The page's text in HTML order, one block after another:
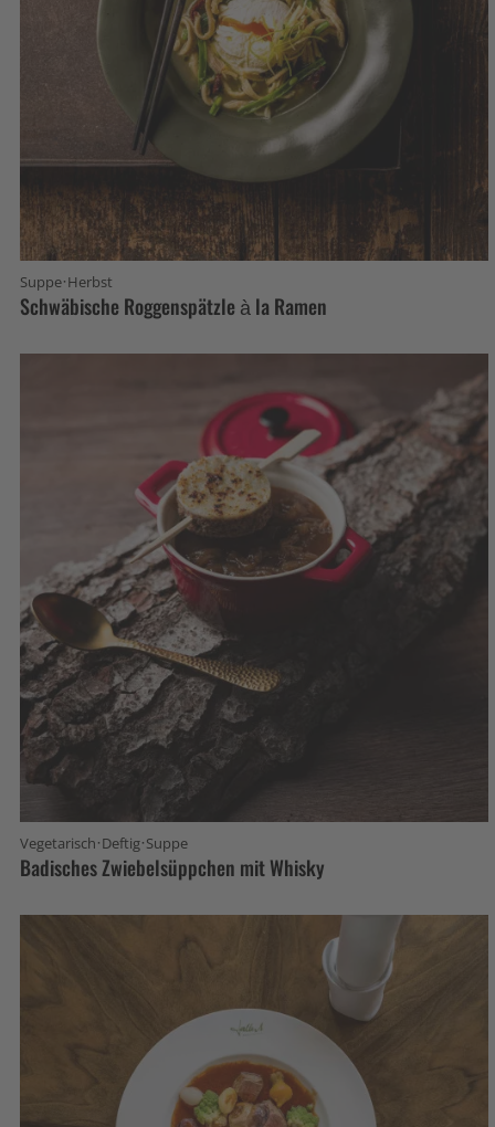
Suppe·Herbst
Schwäbische Roggenspätzle à la Ramen
Vegetarisch·Deftig·Suppe
Badisches Zwiebelsüppchen mit Whisky